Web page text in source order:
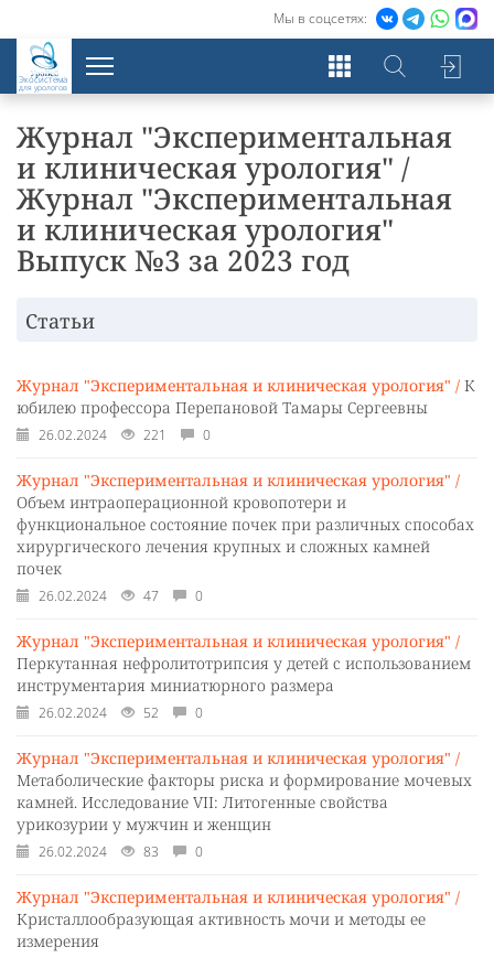
Мы в соцсетях:
Экосистема
для урологов
Журнал "Экспериментальная
и клиническая урология" /
Журнал "Экспериментальная
и клиническая урология"
Выпуск №3 за 2023 год
Статьи
Журнал "Экспериментальная и клиническая урология" / К
юбилею профессора Перепановой Тамары Сергеевны
26.02.2024 221 0
Журнал "Экспериментальная и клиническая урология" /
Объем интраоперационной кровопотери и
функциональное состояние почек при различных способах
хирургического лечения крупных и сложных камней
почек
26.02.2024 47 0
Журнал "Экспериментальная и клиническая урология" /
Перкутанная нефролитотрипсия у детей с использованием
инструментария миниатюрного размера
26.02.2024 52 0
Журнал "Экспериментальная и клиническая урология" /
Метаболические факторы риска и формирование мочевых
камней. Исследование VII: Литогенные свойства
урикозурии у мужчин и женщин
26.02.2024 83 0
Журнал "Экспериментальная и клиническая урология" /
Кристаллообразующая активность мочи и методы ее
измерения